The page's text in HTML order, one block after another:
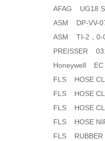
AFAG UG18
ASM DP-VV-
ASM TI-2，0-
PREISSER
Honeywell EC
FLS HOSE
FLS HOSE
FLS HOSE
FLS HOSE
FLS RUBBER